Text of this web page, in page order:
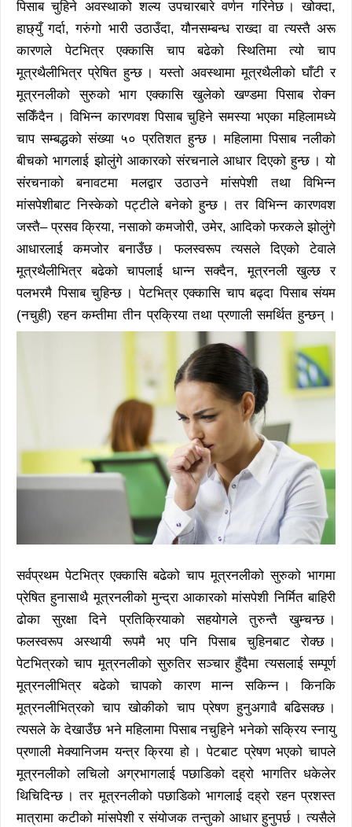
पिसाब चुहिने अवस्थाको शल्य उपचारबारे वर्णन गरिनेछ । खोक्दा,
हाछ्युँ गर्दा, गरुंगो भारी उठाउँदा, यौनसम्बन्ध राख्दा वा त्यस्तै अरू
कारणले पेटभित्र एक्कासि चाप बढेको स्थितिमा त्यो चाप
मूत्रथैलीभित्र प्रेषित हुन्छ । यस्तो अवस्थामा मूत्रथैलीको घाँटी र
मूत्रनलीको सुरुको भाग एक्कासि खुलेको खण्डमा पिसाब रोक्न
सकिँदैन । विभिन्न कारणवश पिसाब चुहिने समस्या भएका महिलामध्ये
चाप सम्बद्धको संख्या ५० प्रतिशत हुन्छ । महिलामा पिसाब नलीको
बीचको भागलाई झोलुंगे आकारको संरचनाले आधार दिएको हुन्छ । यो
संरचनाको बनावटमा मलद्वार उठाउने मांसपेशी तथा विभिन्न
मांसपेशीबाट निस्केको पट्टीले बनेको हुन्छ । तर विभिन्न कारणवश
जस्तै– प्रसव क्रिया, नसाको कमजोरी, उमेर, आदिको फरकले झोलुंगे
आधारलाई कमजोर बनाउँछ । फलस्वरूप त्यसले दिएको टेवाले
मूत्रथैलीभित्र बढेको चापलाई धान्न सक्दैन, मूत्रनली खुल्छ र
पलभरमै पिसाब चुहिन्छ । पेटभित्र एक्कासि चाप बढ्दा पिसाब संयम
(नचुही) रहन कम्तीमा तीन प्रक्रिया तथा प्रणाली समर्थित हुन्छन् ।
सर्वप्रथम पेटभित्र एक्कासि बढेको चाप मूत्रनलीको सुरुको भागमा
प्रेषित हुनासाथै मूत्रनलीको मुन्द्रा आकारको मांसपेशी निर्मित बाहिरी
ढोका सुरक्षा दिने प्रतिक्रियाको सहयोगले तुरुन्तै खुम्चन्छ ।
फलस्वरूप अस्थायी रूपमै भए पनि पिसाब चुहिनबाट रोक्छ ।
पेटभित्रको चाप मूत्रनलीको सुरुतिर सञ्चार हुँदैमा त्यसलाई सम्पूर्ण
मूत्रनलीभित्र बढेको चापको कारण मान्न सकिन्न । किनकि
मूत्रनलीभित्रको चाप खोकीको चाप प्रेषण हुनुअगावै बढिसक्छ ।
त्यसले के देखाउँछ भने महिलामा पिसाब नचुहिने भनेको सक्रिय स्नायु
प्रणाली मेक्यानिजम यन्त्र क्रिया हो । पेटबाट प्रेषण भएको चापले
मूत्रनलीको लचिलो अग्रभागलाई पछाडिको दह्रो भागतिर धकेलेर
थिचिदिन्छ । तर मूत्रनलीको पछाडिको भागलाई दह्रो रहन प्रशस्त
मात्रामा कटीको मांसपेशी र संयोजक तन्तुको आधार हुनुपर्छ । त्यसैले